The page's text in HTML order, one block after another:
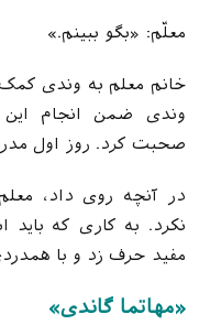
معلّم: «بگو ببینم.»
خانم معلم به وندی کمک
وندی ضمن انجام
صحبت کرد. روز اول
در آنچه روی داد،
نکرد. به کاری که
مفید حرف زد و با
«مهاتما گاندی»